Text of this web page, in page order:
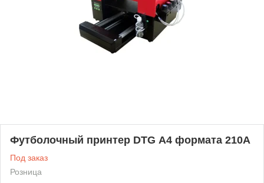
Футболочный принтер DTG А4 формата 210А
Под заказ
Розница